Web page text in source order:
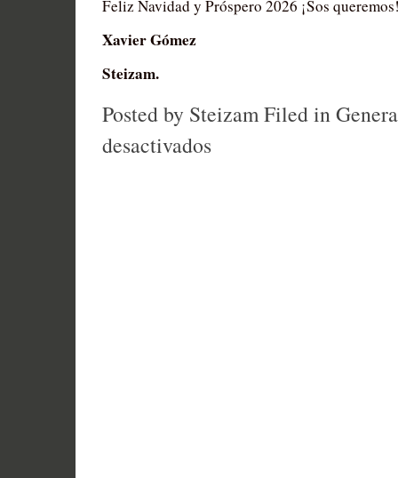
Feliz Navidad y Próspero 2026 ¡Sos
Xavier Gómez
Steizam.
Posted by SteizamFiled in
desactivados